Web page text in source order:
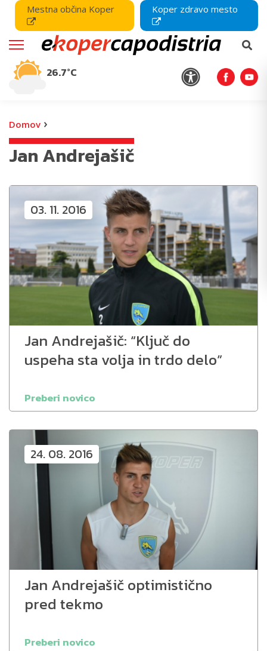
Mestna občina Koper Koper zdravo mesto
26.7°C
Domov ›
Jan Andrejašič
03. 11. 2016
Jan Andrejašič: “Ključ do
uspeha sta volja in trdo delo”
Preberi novico
24. 08. 2016
Jan Andrejašič optimistično
pred tekmo
Preberi novico